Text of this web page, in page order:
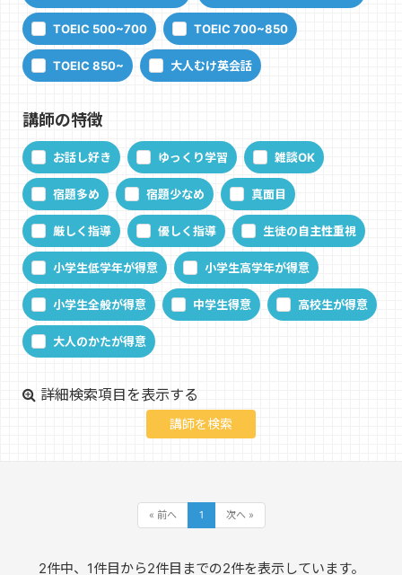
TOEIC 500~700 TOEIC 700~850
TOEIC 850~ 大人むけ英会話
講師の特徴
お話し好き ゆっくり学習 雑談OK
宿題多め 宿題少なめ 真面目
厳しく指導 優しく指導 生徒の自主性重視
小学生低学年が得意 小学生高学年が得意
小学生全般が得意 中学生得意 高校生が得意
大人のかたが得意
詳細検索項目を表示する
« 前へ 1 次へ »
2件中、1件目から2件目までの2件を表示しています。